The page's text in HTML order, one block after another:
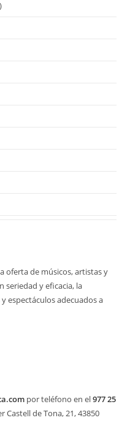
oferta de músicos, artistas y
seriedad y eficacia, la
espectáculos adecuados a
por teléfono en el977 25
Castell de Tona, 21, 43850